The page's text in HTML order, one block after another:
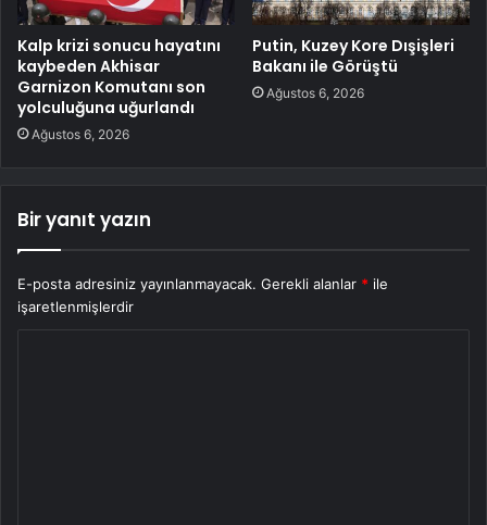
Kalp krizi sonucu hayatını
kaybeden Akhisar
Garnizon Komutanı son
yolculuğuna uğurlandı
Ağustos 6, 2026
Putin, Kuzey Kore Dışişleri
Bakanı ile Görüştü
Ağustos 6, 2026
Bir yanıt yazın
E-posta adresiniz yayınlanmayacak. Gerekli alanlar * ile
işaretlenmişlerdir